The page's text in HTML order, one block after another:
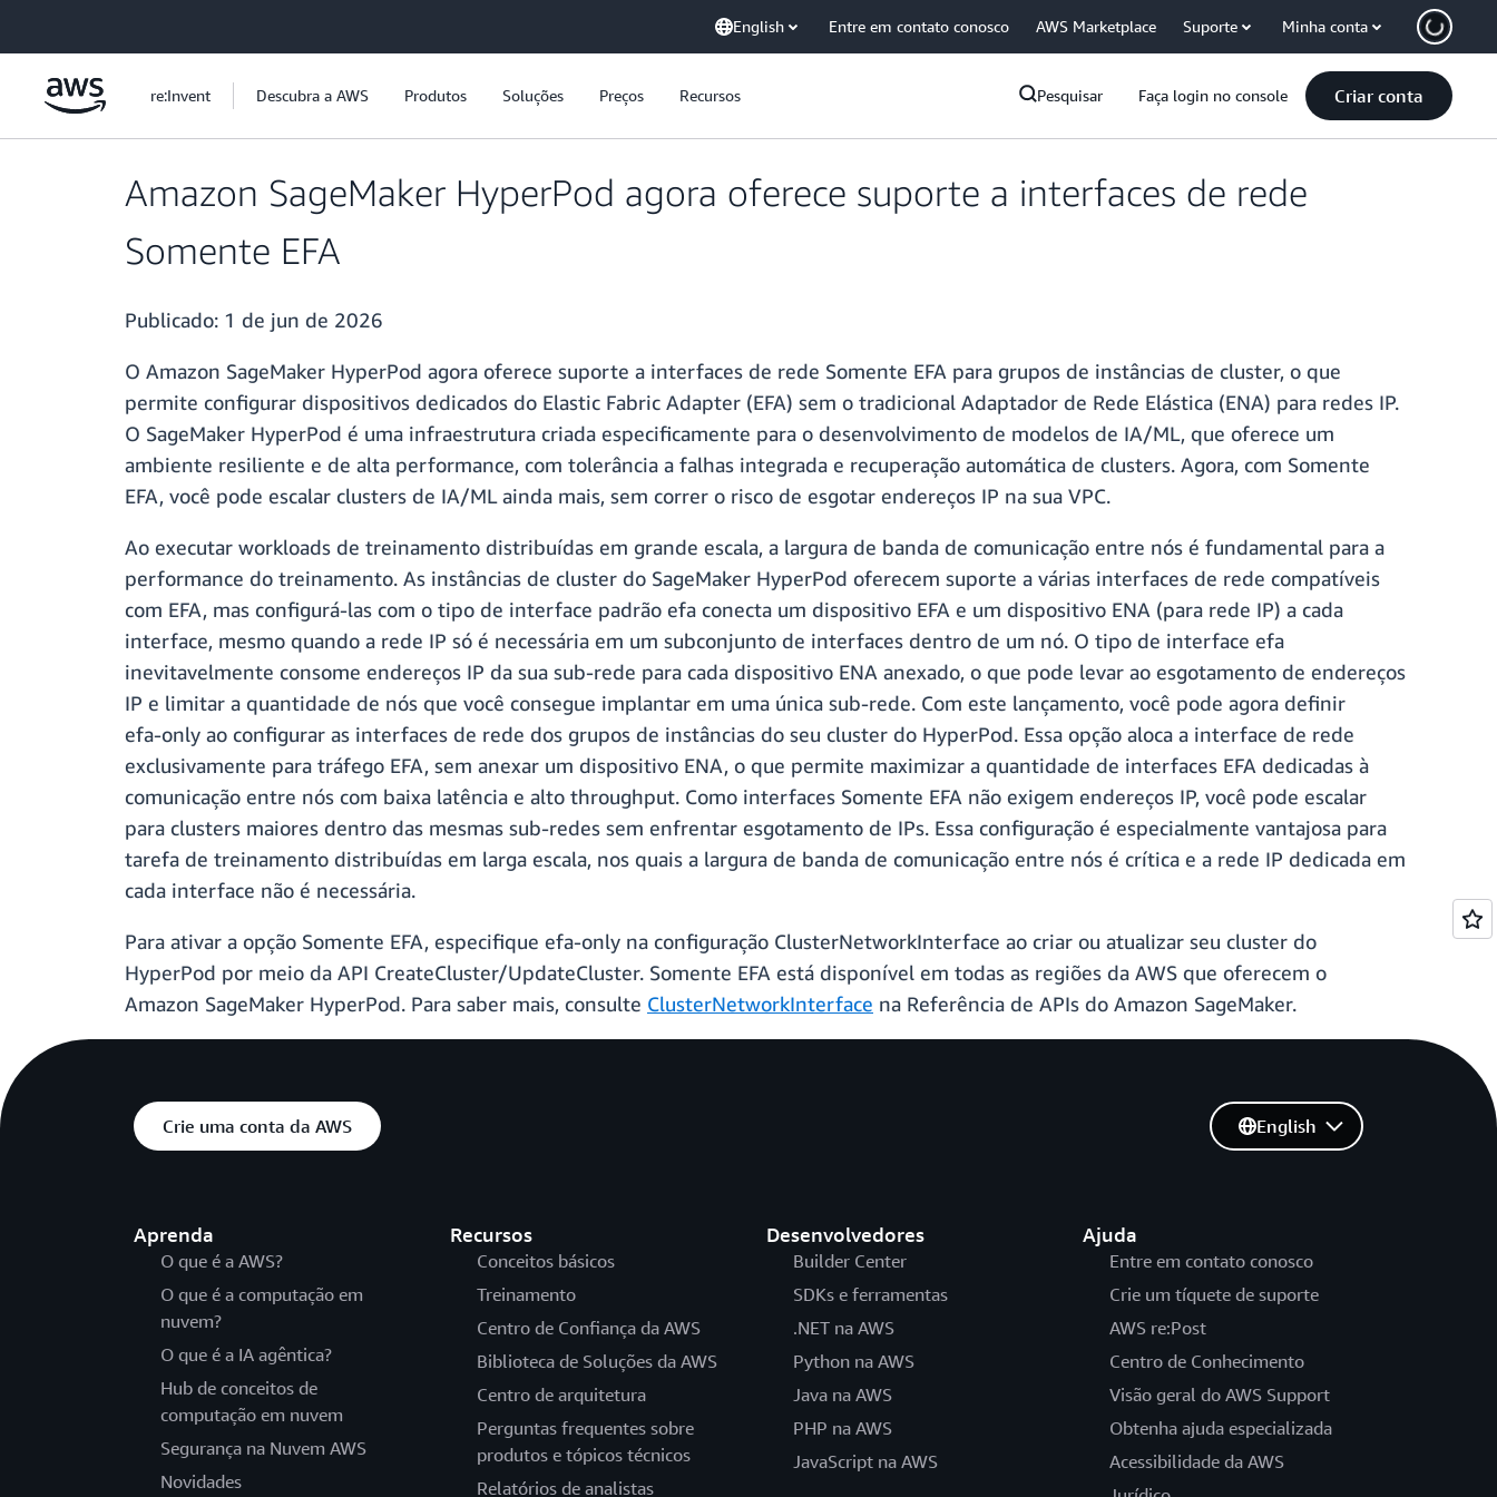
English Entre em contato conosco AWS Marketplace Suporte Minha conta
re:Invent Descubra a AWS Produtos Soluções Preços Recursos Pesquisar Faça login no console Criar conta
Amazon SageMaker HyperPod agora oferece suporte a interfaces de rede
Somente EFA
Publicado: 1 de jun de 2026
O Amazon SageMaker HyperPod agora oferece suporte a interfaces de rede Somente EFA para grupos de instâncias de cluster, o que
permite configurar dispositivos dedicados do Elastic Fabric Adapter (EFA) sem o tradicional Adaptador de Rede Elástica (ENA) para redes IP.
O SageMaker HyperPod é uma infraestrutura criada especificamente para o desenvolvimento de modelos de IA/ML, que oferece um
ambiente resiliente e de alta performance, com tolerância a falhas integrada e recuperação automática de clusters. Agora, com Somente
EFA, você pode escalar clusters de IA/ML ainda mais, sem correr o risco de esgotar endereços IP na sua VPC.
Ao executar workloads de treinamento distribuídas em grande escala, a largura de banda de comunicação entre nós é fundamental para a
performance do treinamento. As instâncias de cluster do SageMaker HyperPod oferecem suporte a várias interfaces de rede compatíveis
com EFA, mas configurá-las com o tipo de interface padrão efa conecta um dispositivo EFA e um dispositivo ENA (para rede IP) a cada
interface, mesmo quando a rede IP só é necessária em um subconjunto de interfaces dentro de um nó. O tipo de interface efa
inevitavelmente consome endereços IP da sua sub-rede para cada dispositivo ENA anexado, o que pode levar ao esgotamento de endereços
IP e limitar a quantidade de nós que você consegue implantar em uma única sub-rede. Com este lançamento, você pode agora definir
efa‑only ao configurar as interfaces de rede dos grupos de instâncias do seu cluster do HyperPod. Essa opção aloca a interface de rede
exclusivamente para tráfego EFA, sem anexar um dispositivo ENA, o que permite maximizar a quantidade de interfaces EFA dedicadas à
comunicação entre nós com baixa latência e alto throughput. Como interfaces Somente EFA não exigem endereços IP, você pode escalar
para clusters maiores dentro das mesmas sub-redes sem enfrentar esgotamento de IPs. Essa configuração é especialmente vantajosa para
tarefa de treinamento distribuídas em larga escala, nos quais a largura de banda de comunicação entre nós é crítica e a rede IP dedicada em
cada interface não é necessária.
Para ativar a opção Somente EFA, especifique efa-only na configuração ClusterNetworkInterface ao criar ou atualizar seu cluster do
HyperPod por meio da API CreateCluster/UpdateCluster. Somente EFA está disponível em todas as regiões da AWS que oferecem o
Amazon SageMaker HyperPod. Para saber mais, consulte ClusterNetworkInterface na Referência de APIs do Amazon SageMaker.
Crie uma conta da AWS
Aprenda
O que é a AWS?
O que é a computação em
nuvem?
O que é a IA agêntica?
Hub de conceitos de
computação em nuvem
Segurança na Nuvem AWS
Novidades
Recursos
Conceitos básicos
Treinamento
Centro de Confiança da AWS
Biblioteca de Soluções da AWS
Centro de arquitetura
Perguntas frequentes sobre
produtos e tópicos técnicos
Relatórios de analistas
Desenvolvedores
Builder Center
SDKs e ferramentas
.NET na AWS
Python na AWS
Java na AWS
PHP na AWS
JavaScript na AWS
Ajuda
Entre em contato conosco
Crie um tíquete de suporte
AWS re:Post
Centro de Conhecimento
Visão geral do AWS Support
Obtenha ajuda especializada
Acessibilidade da AWS
English